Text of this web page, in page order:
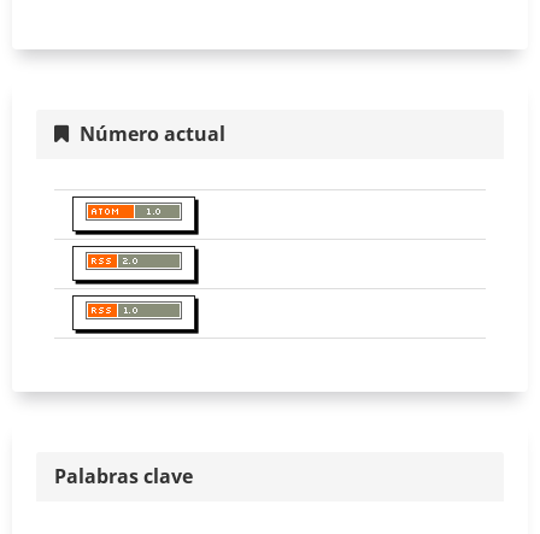
Número actual
Palabras clave